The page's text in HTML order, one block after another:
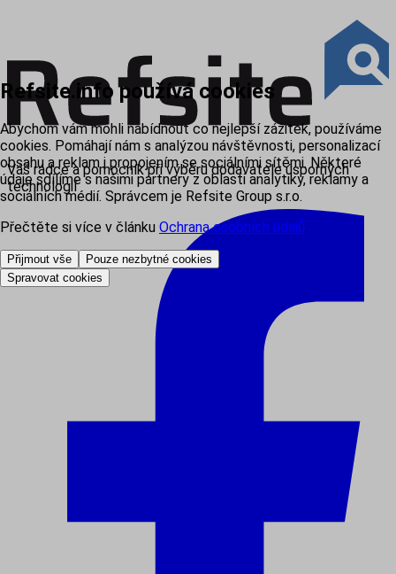
Váš rádce a pomocník při výběru dodavatele úsporných
technologií
Refsite.info používá cookies
Abychom vám mohli nabídnout co nejlepší zážitek, používáme
cookies. Pomáhají nám s analýzou návštěvnosti, personalizací
obsahu a reklam i propojením se sociálními sítěmi. Některé
údaje sdílíme s našimi partnery z oblasti analytiky, reklamy a
sociálních médií. Správcem je Refsite Group s.r.o.
Přečtěte si více v článku Ochrana osobních údajů.
Přijmout vše
Pouze nezbytné cookies
Spravovat cookies